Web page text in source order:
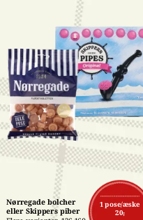
1 pose/æske
20,-
Nørregade bolcher
eller Skippers piber